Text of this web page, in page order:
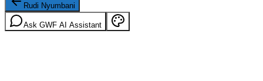
Rudi Nyumbani
Ask GWF AI Assistant